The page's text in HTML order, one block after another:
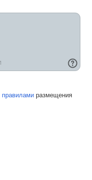
правилами размещения